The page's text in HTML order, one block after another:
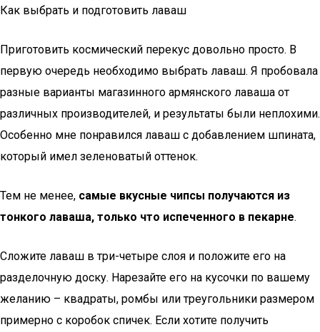
Как выбрать и подготовить лаваш
Приготовить космический перекус довольно просто. В
первую очередь необходимо выбрать лаваш. Я пробовала
разные варианты магазинного армянского лаваша от
различных производителей, и результаты были неплохими.
Особенно мне понравился лаваш с добавлением шпината,
который имел зеленоватый оттенок.
Тем не менее, самые вкусные чипсы получаются из
тонкого лаваша, только что испеченного в пекарне.
Сложите лаваш в три-четыре слоя и положите его на
разделочную доску. Нарезайте его на кусочки по вашему
желанию – квадраты, ромбы или треугольники размером
примерно с коробок спичек. Если хотите получить